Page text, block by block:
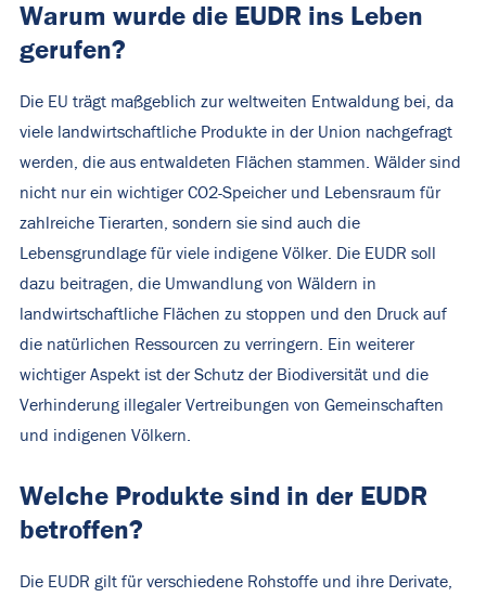
Warum wurde die EUDR ins Leben
gerufen?
Die EU trägt maßgeblich zur weltweiten Entwaldung bei, da
viele landwirtschaftliche Produkte in der Union nachgefragt
werden, die aus entwaldeten Flächen stammen. Wälder sind
nicht nur ein wichtiger CO2-Speicher und Lebensraum für
zahlreiche Tierarten, sondern sie sind auch die
Lebensgrundlage für viele indigene Völker. Die EUDR soll
dazu beitragen, die Umwandlung von Wäldern in
landwirtschaftliche Flächen zu stoppen und den Druck auf
die natürlichen Ressourcen zu verringern. Ein weiterer
wichtiger Aspekt ist der Schutz der Biodiversität und die
Verhinderung illegaler Vertreibungen von Gemeinschaften
und indigenen Völkern.
Welche Produkte sind in der EUDR
betroffen?
Die EUDR gilt für verschiedene Rohstoffe und ihre Derivate,